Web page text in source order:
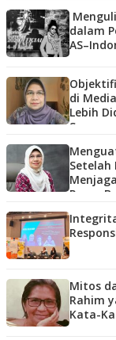
dalam
di
Lebih
Suara
Setelah
Peran
Mitos
Rahim
Kata-